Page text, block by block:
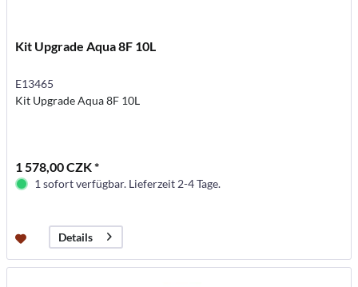
Kit Upgrade Aqua 8F 10L
E13465
Kit Upgrade Aqua 8F 10L
1 578,00 CZK *
1 sofort verfügbar. Lieferzeit 2-4 Tage.
Details